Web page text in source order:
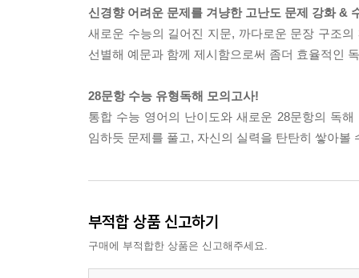
만점대비 중간점검 03
SEC 4. 어려운 유형 정면 돌파
14. 빈칸 채우기(절, 결론)
15. 문단 요약
16. 복합문단
SEC 5. 어법어휘로 수능 만점 도전
18. 문맥 속 어휘 추론
19. 문맥 속 문법성 판단
신경향 어려운 문제를 겨냥한 고난도 문제 강화 &
새로운 수능의 길어진 지문, 까다로운 문장 구조
선별해 예문과 함께 제시함으로써 좀더 효율적인
28문항 수능 유형독해 모의고사!
통합 수능 영어의 난이도와 새로운 28문항의 독
임하듯 문제를 풀고, 자신의 실력을 탄탄히 쌓아볼
부적합 상품 신고하기
구매에 부적합한 상품은 신고해주세요.